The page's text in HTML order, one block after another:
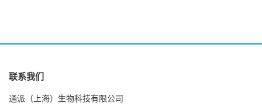
联系我们
通派（上海）生物科技有限公司